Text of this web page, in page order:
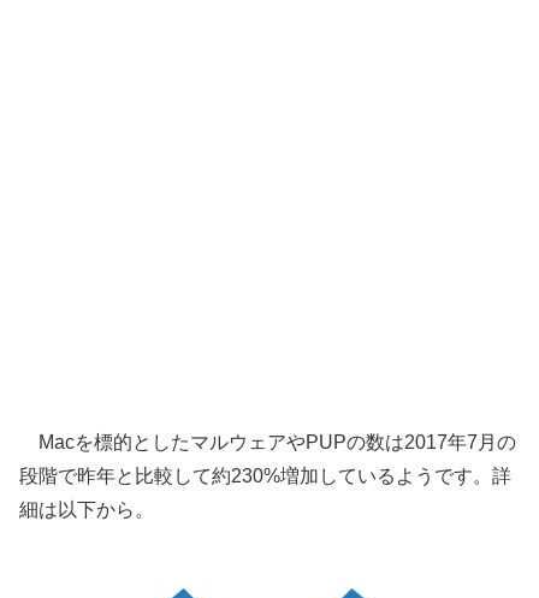
Macを標的としたマルウェアやPUPの数は2017年7月の
段階で昨年と比較して約230%増加しているようです。詳
細は以下から。